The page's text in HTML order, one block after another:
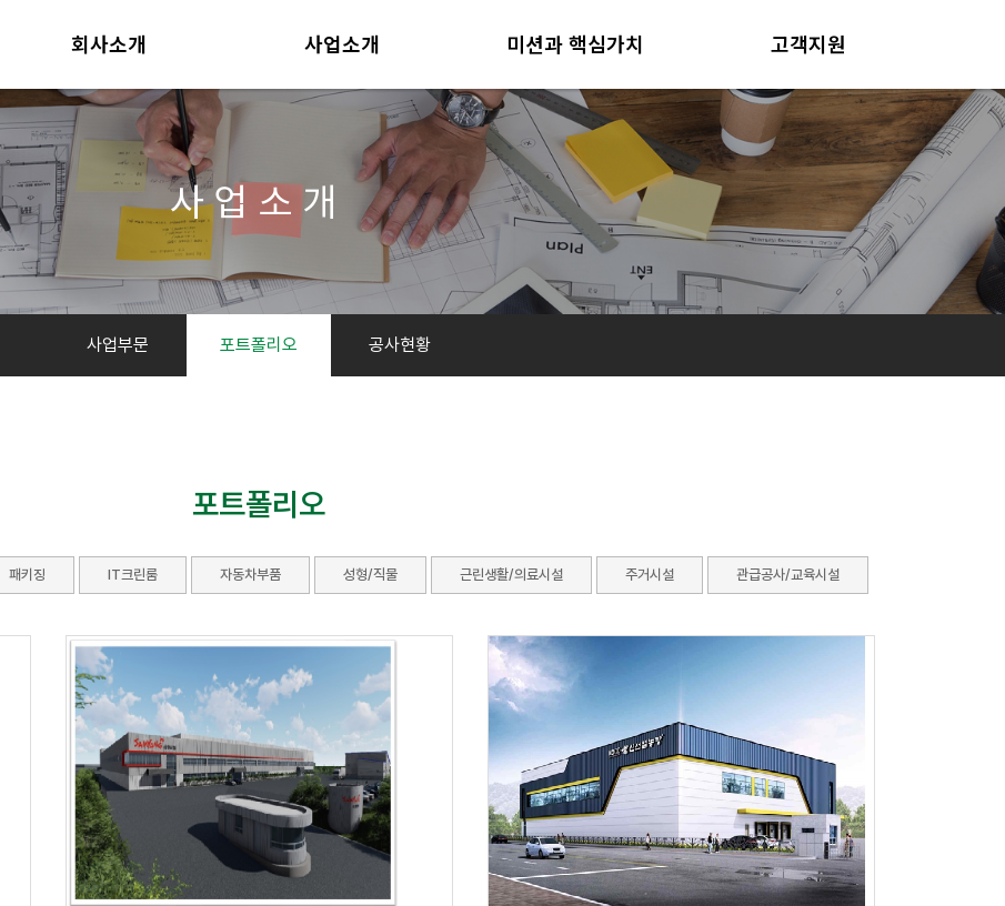
회사소개
CEO인사말
연혁
자격 및 인증
조직도
사업소개
사업부문
포트폴리오
공사현황
미션과 핵심가치
미션과 핵심가치
인재상
고객지원
공지사항
사업현장
견적의뢰
사업소개
사업부문 포트폴리오 공사현황
포트폴리오
패키징 IT크린룸 자동차부품 성형/직물 근린생활/의료시설 주거시설 관급공사/교육시설